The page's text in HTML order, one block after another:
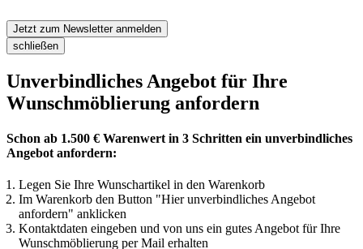
Jetzt zum Newsletter anmelden
schließen
Unverbindliches Angebot für Ihre
Wunschmöblierung anfordern
Schon ab 1.500 € Warenwert in 3 Schritten ein unverbindliches
Angebot anfordern:
Legen Sie Ihre Wunschartikel in den Warenkorb
Im Warenkorb den Button "Hier unverbindliches Angebot
anfordern" anklicken
Kontaktdaten eingeben und von uns ein gutes Angebot für Ihre
Wunschmöblierung per Mail erhalten